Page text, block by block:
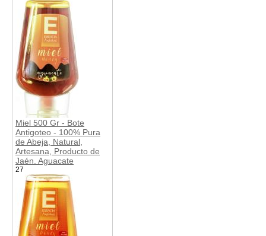
Miel 500 Gr - Bote
Antigoteo - 100% Pura
de Abeja, Natural,
Artesana, Producto de
Jaén. Aguacate
27